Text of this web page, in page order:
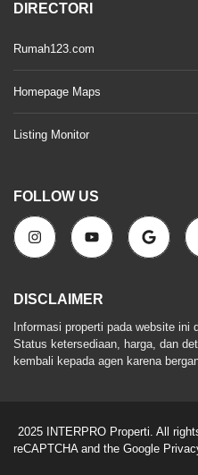
DIRECTORI
Rumah123.com
Homepage Maps
Listing Monitor
FOLLOW US
DISCLAIMER
Informasi properti pada website ini
Status ketersediaan, harga, dan
kembali kepada agen karena
2025 INTERPRO Properti. All
reCAPTCHA and the Google